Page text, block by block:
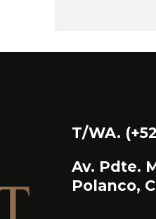
T/WA.
Av. Pdte.
Polanco,